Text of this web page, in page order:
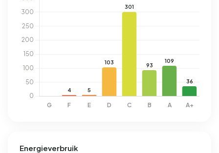
Energieverbruik